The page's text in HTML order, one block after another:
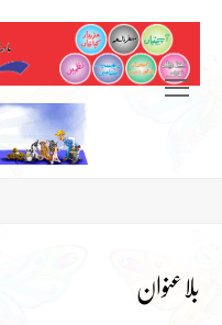
بلاعنوان